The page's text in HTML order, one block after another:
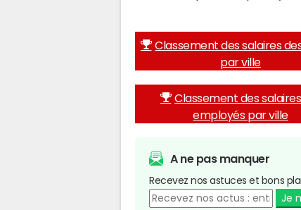
Classement des salaires
par ville
Classement des
employés par ville
A ne pas manquer
Recevez nos astuces et bons
Je